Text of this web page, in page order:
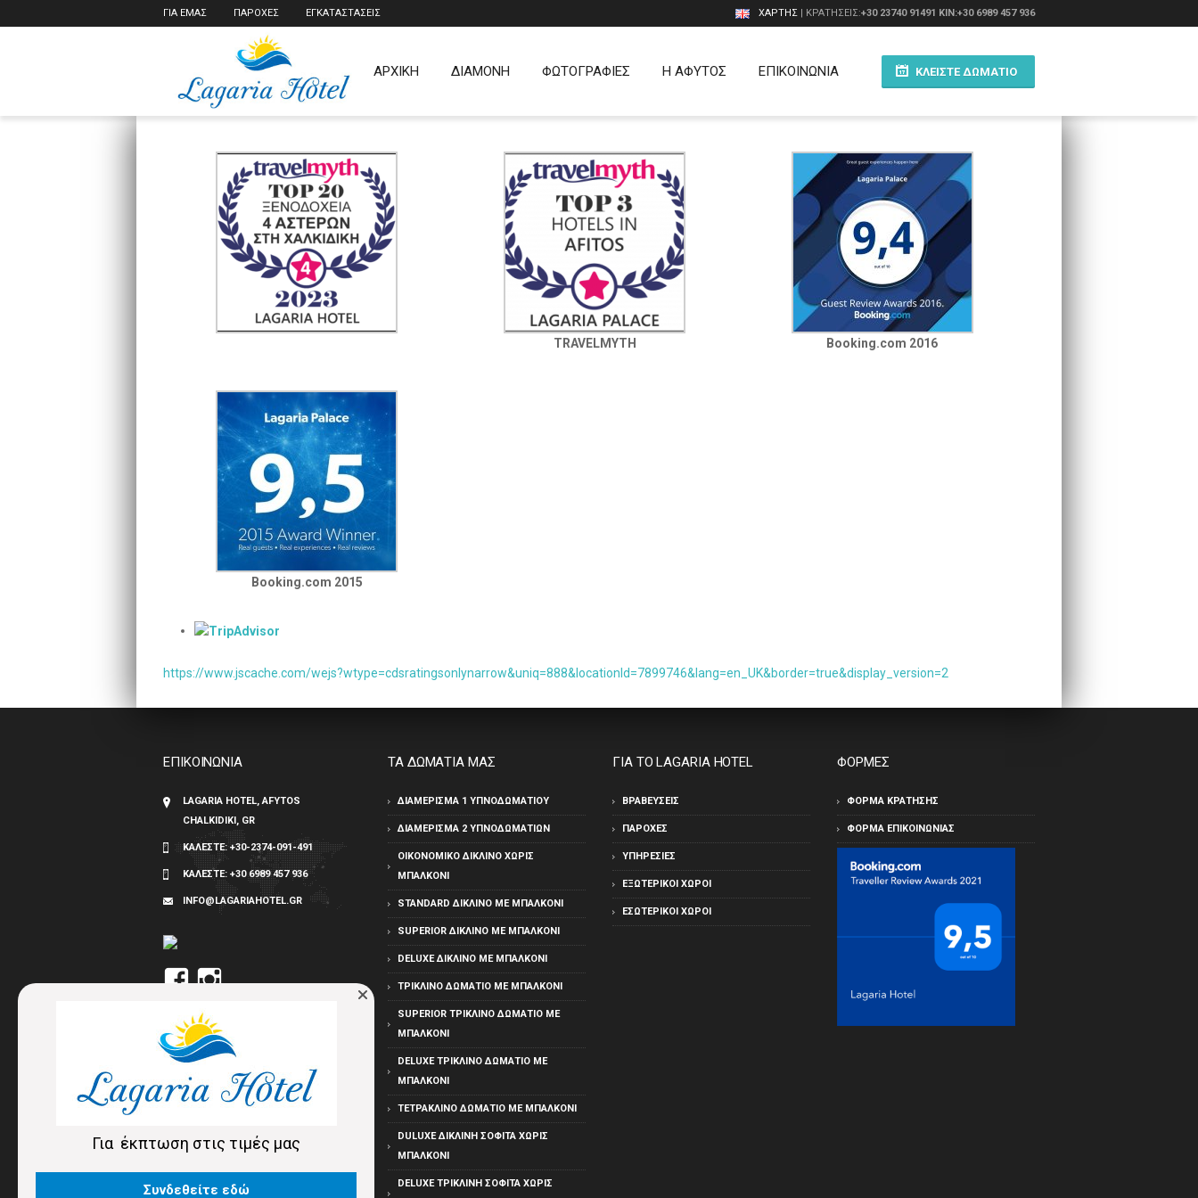
ΓΙΑ ΕΜΑΣ ΠΑΡΟΧΕΣ ΕΓΚΑΤΑΣΤΑΣΕΙΣ ΧΑΡΤΗΣ | ΚΡΑΤΗΣΕΙΣ:+30 23740 91491 ΚΙΝ:+30 6989 457 936
ΚΛΕΊΣΤΕ ΔΩΜΆΤΙΟ
ΑΡΧΙΚΗ ΔΙΑΜΟΝΗ ΦΩΤΟΓΡΑΦΙΕΣ Η ΑΦΥΤΟΣ ΕΠΙΚΟΙΝΩΝΙΑ
TRAVELMYTH Booking.com 2016
Booking.com 2015
https://www.jscache.com/wejs?wtype=cdsratingsonlynarrow&uniq=888&locationId=7899746&lang=en_UK&border=true&display_version=2
ΕΠΙΚΟΙΝΩΝΙΑ
LAGARIA HOTEL, AFYTOS
CHALKIDIKI, GR
ΚΑΛΕΣΤΕ:+30-2374-091-491
ΚΑΛΕΣΤΕ: +30 6989 457 936
INFO@LAGARIAHOTEL.GR
Προβολή
του
προφίλ
Lagaria
στο
Facebook
Προβολή
προφίλ
lagaria_hotel
στο
Instagram
ΤΑ ΔΩΜΑΤΙΑ ΜΑΣ
ΔΙΑΜΈΡΙΣΜΑ 1 ΥΠΝΟΔΩΜΑΤΊΟΥ
ΔΙΑΜΈΡΙΣΜΑ 2 ΥΠΝΟΔΩΜΑΤΊΩΝ
ΟΙΚΟΝΟΜΙΚΌ ΔΊΚΛΙΝΟ ΧΩΡΊΣ
ΜΠΑΛΚΌΝΙ
STANDARD ΔΊΚΛΙΝΟ ΜΕ ΜΠΑΛΚΌΝΙ
SUPERIOR ΔΊΚΛΙΝΟ ΜΕ ΜΠΑΛΚΌΝΙ
DELUXE ΔΊΚΛΙΝΟ ΜΕ ΜΠΑΛΚΌΝΙ
ΤΡΊΚΛΙΝΟ ΔΩΜΆΤΙΟ ΜΕ ΜΠΑΛΚΌΝΙ
SUPERIOR ΤΡΊΚΛΙΝΟ ΔΩΜΆΤΙΟ ΜΕ
ΜΠΑΛΚΌΝΙ
DELUXE ΤΡΊΚΛΙΝΟ ΔΩΜΆΤΙΟ ΜΕ
ΜΠΑΛΚΌΝΙ
ΤΕΤΡΆΚΛΙΝΟ ΔΩΜΆΤΙΟ ΜΕ ΜΠΑΛΚΌΝΙ
DULUXE ΔΊΚΛΙΝΗ ΣΟΦΊΤΑ ΧΩΡΊΣ
ΜΠΑΛΚΌΝΙ
DELUXE ΤΡΊΚΛΙΝΗ ΣΟΦΊΤΑ ΧΩΡΊΣ
ΓΙΑ ΤΟ LAGARIA HOTEL
ΒΡΑΒΕΎΣΕΙΣ
ΠΑΡΟΧΈΣ
ΥΠΗΡΕΣΊΕΣ
ΕΞΩΤΕΡΙΚΟΊ ΧΏΡΟΙ
ΕΣΩΤΕΡΙΚΟΊ ΧΏΡΟΙ
ΦΟΡΜΕΣ
ΦΟΡΜΑ ΚΡΑΤΗΣΗΣ
ΦΌΡΜΑ ΕΠΙΚΟΙΝΩΝΊΑΣ
Για έκπτωση στις τιμές μας
Συνδεθείτε εδώ